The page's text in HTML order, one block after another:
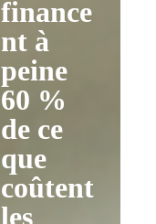
finance
nt à
peine
60 %
de ce
que
coûtent
les